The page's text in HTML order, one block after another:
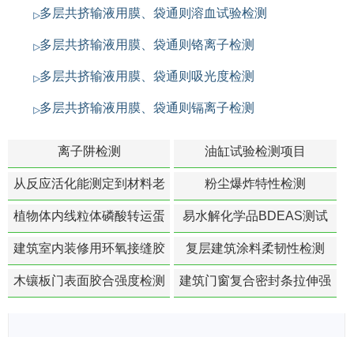
多层共挤输液用膜、袋通则溶血试验检测
多层共挤输液用膜、袋通则铬离子检测
多层共挤输液用膜、袋通则吸光度检测
多层共挤输液用膜、袋通则镉离子检测
离子阱检测 油缸试验检测项目
从反应活化能测定到材料老
化寿命预测的经典模型
粉尘爆炸特性检测
植物体内线粒体磷酸转运蛋
白活性检测
易水解化学品BDEAS测试
建筑室内装修用环氧接缝胶
苯含量检测
复层建筑涂料柔韧性检测
木镶板门表面胶合强度检测
建筑门窗复合密封条拉伸强